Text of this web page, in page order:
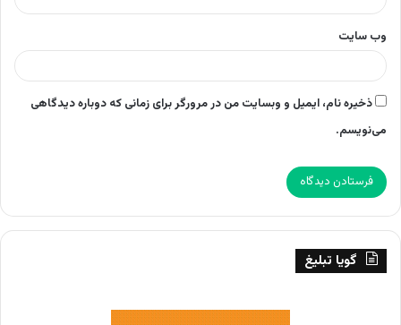
وب‌ سایت
ذخیره نام، ایمیل و وبسایت من در مرورگر برای زمانی که دوباره دیدگاهی
می‌نویسم.
گویا تبلیغ